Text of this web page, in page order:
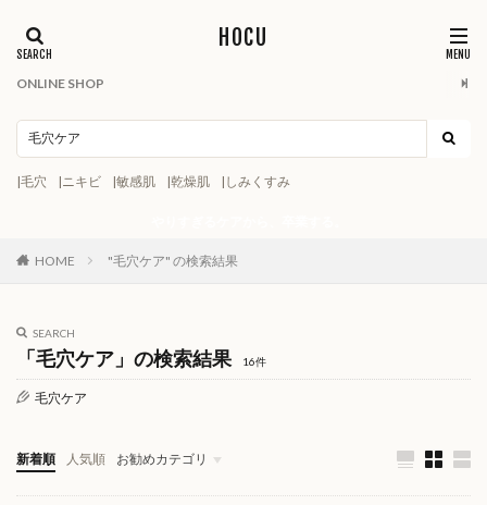
HOCU
ONLINE SHOP
|毛穴 |ニキビ |敏感肌 |乾燥肌 |しみくすみ
HOME "毛穴ケア" の検索結果
SEARCH
「毛穴ケア」の検索結果 16件
毛穴ケア
新着順 人気順 お勧めカテゴリ
スキンケアカタログ